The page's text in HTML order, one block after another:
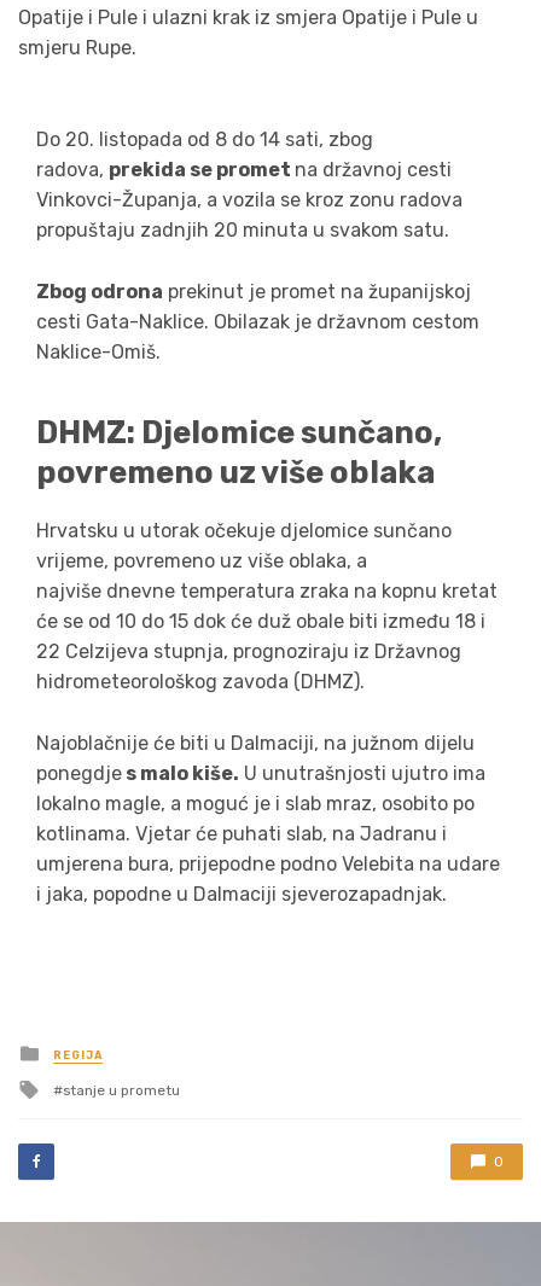
Opatije i Pule i ulazni krak iz smjera Opatije i Pule u
smjeru Rupe.
Do 20. listopada od 8 do 14 sati, zbog
radova, prekida se promet na državnoj cesti
Vinkovci-Županja, a vozila se kroz zonu radova
propuštaju zadnjih 20 minuta u svakom satu.
Zbog odrona prekinut je promet na županijskoj
cesti Gata-Naklice. Obilazak je državnom cestom
Naklice-Omiš.
DHMZ: Djelomice sunčano,
povremeno uz više oblaka
Hrvatsku u utorak očekuje djelomice sunčano
vrijeme, povremeno uz više oblaka, a
najviše dnevne temperatura zraka na kopnu kretat
će se od 10 do 15 dok će duž obale biti između 18 i
22 Celzijeva stupnja, prognoziraju iz Državnog
hidrometeorološkog zavoda (DHMZ).
Najoblačnije će biti u Dalmaciji, na južnom dijelu
ponegdje s malo kiše. U unutrašnjosti ujutro ima
lokalno magle, a moguć je i slab mraz, osobito po
kotlinama. Vjetar će puhati slab, na Jadranu i
umjerena bura, prijepodne podno Velebita na udare
i jaka, popodne u Dalmaciji sjeverozapadnjak.
Posted
in
REGIJA
Tagged
stanje u prometu
0